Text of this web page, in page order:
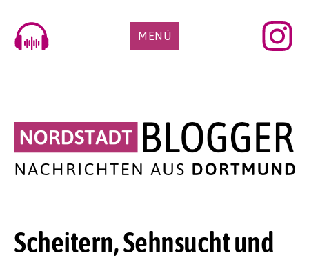
content
MENÜ
Scheitern, Sehnsucht und